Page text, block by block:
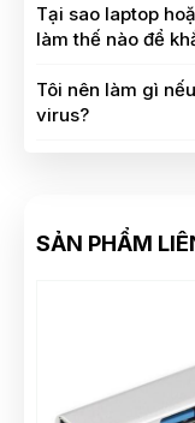
Tại sao laptop
làm thế nào để
Tôi nên làm gì
virus?
SẢN PHẨM